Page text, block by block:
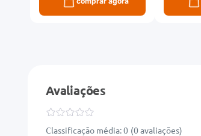
Avaliações
Classificação média: 0 (0 avaliações)